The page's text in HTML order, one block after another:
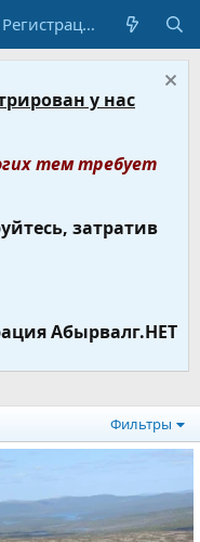
Регистрация
у нас
тем требует
затратив
Абырвалг.НЕТ
Фильтры